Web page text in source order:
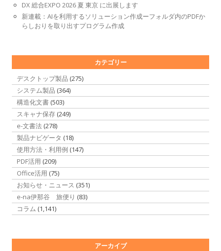
DX 総合EXPO 2026 夏 東京 に出展します
新連載：AIを利用するソリューション作成ーフォルダ内のPDFか
らしおりを取り出すプログラム作成
カテゴリー
デスクトップ製品 (275)
システム製品 (364)
構造化文書 (503)
スキャナ保存 (249)
e-文書法 (278)
製品ナビゲータ (18)
使用方法・利用例 (147)
PDF活用 (209)
Office活用 (75)
お知らせ・ニュース (351)
e-na伊那谷 旅便り (83)
コラム (1,141)
アーカイブ